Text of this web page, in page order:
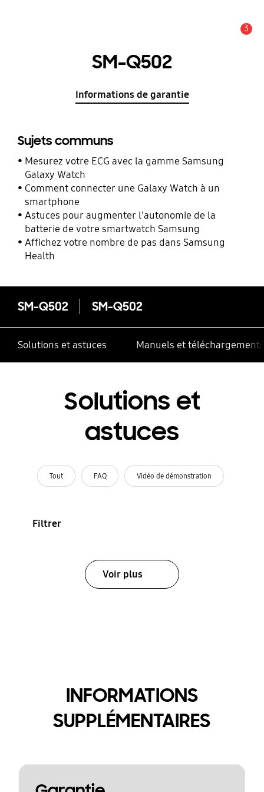
3
SM-Q502
Informations de garantie
Sujets communs
Mesurez votre ECG avec la gamme Samsung
Galaxy Watch
Comment connecter une Galaxy Watch à un
smartphone
Astuces pour augmenter l'autonomie de la
batterie de votre smartwatch Samsung
Affichez votre nombre de pas dans Samsung
Health
SM-Q502 SM-Q502
Solutions et astuces Manuels et téléchargements
Solutions et
astuces
Tout FAQ Vidéo de démonstration
Filtrer
Voir plus
INFORMATIONS
SUPPLÉMENTAIRES